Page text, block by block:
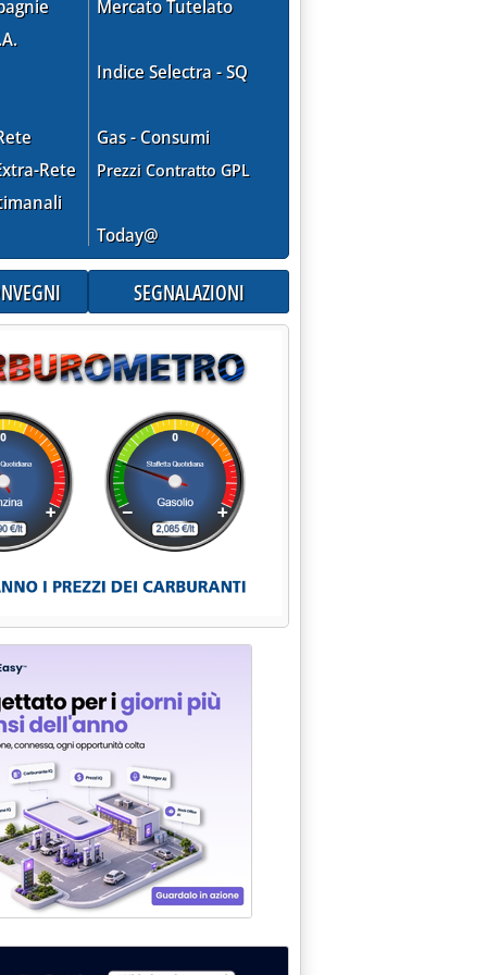
EOLICO”'
RINNOVABILI'
13.19.
Rete
Mercato Tutelato
Indice Selectra - SQ
Gas - Consumi
Prezzi Contratto GPL
Today@
SEGNALAZIONI